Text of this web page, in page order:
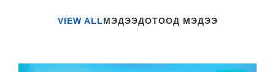
VIEW ALLМЭДЭЭДОТООД МЭДЭЭ